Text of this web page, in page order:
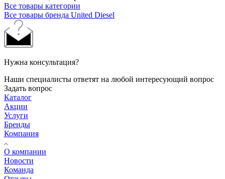
Все товары категории
Все товары бренда United Diesel
Нужна консультация?
Наши специалисты ответят на любой интересующий вопрос
Задать вопрос
Каталог
Акции
Услуги
Бренды
Компания
О компании
Новости
Команда